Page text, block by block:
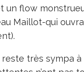
flow
Maillot-qui
très sympa